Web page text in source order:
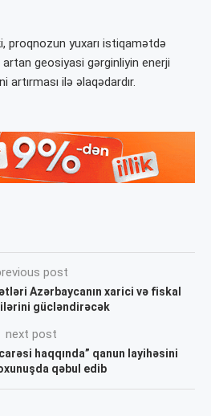
proqnozun yuxarı istiqamətdə
artan geosiyasi gərginliyin enerji
ilə əlaqədardır.
post
Azərbaycanın xarici və fiskal
gücləndirəcək
next post
haqqında” qanun layihəsini
qəbul edib